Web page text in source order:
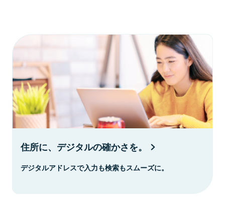
住所に、デジタルの確かさを。
デジタルアドレスで入力も検索もスムーズに。